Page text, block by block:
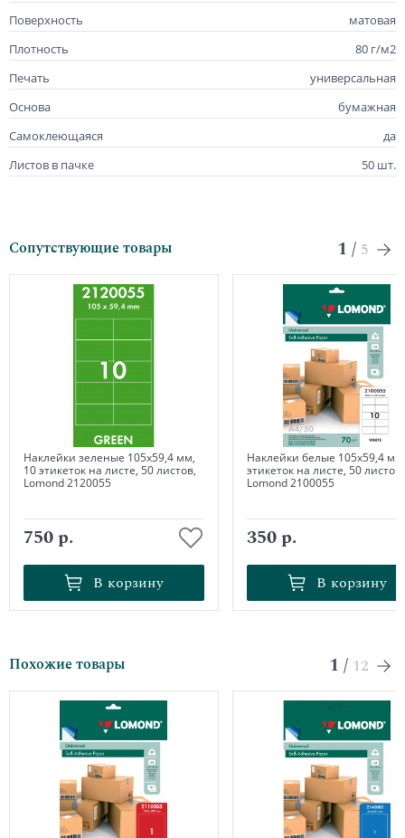
Поверхность
матовая
Плотность
80 г/м2
Печать
универсальная
Основа
бумажная
Самоклеющаяся
да
Листов в пачке
50 шт.
Сопутствующие товары 1 / 5
Наклейки зеленые 105х59,4 мм,
10 этикеток на листе, 50 листов,
Lomond 2120055
750 р.
В корзину
В корзину
Наклейки белые 105х59,4
этикеток на листе, 50 листов,
Lomond 2100055
350 р.
В корзину
В корзину
Похожие товары 1 / 12